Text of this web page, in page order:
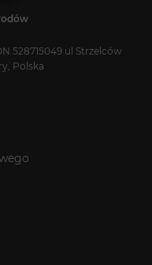
528715049 ul Strzelców
Polska